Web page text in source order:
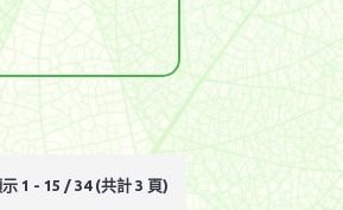
1 - 15 / 34 (共計 3 頁)